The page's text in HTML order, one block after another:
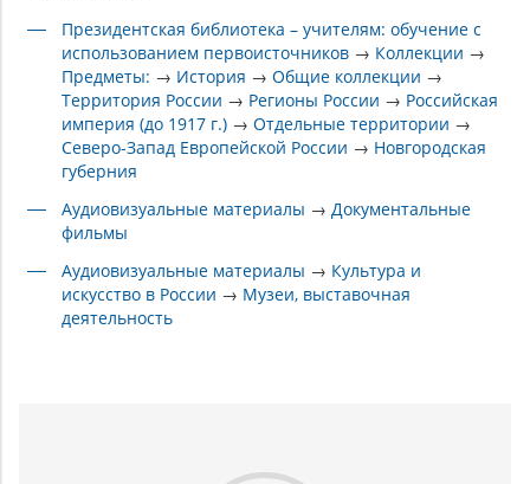
Президентская библиотека – учителям: обучение с
использованием первоисточников → Коллекции →
Предметы: → История →Общие коллекции →
Территория России → Регионы России → Российская
империя (до 1917 г.) →Отдельные территории →
Северо-Запад Европейской России → Новгородская
губерния
Аудиовизуальные материалы →Документальные
фильмы
Аудиовизуальные материалы → Культура и
искусство в России → Музеи, выставочная
деятельность